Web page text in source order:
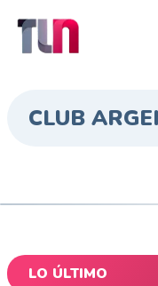
CLUB
LO ÚLTIMO